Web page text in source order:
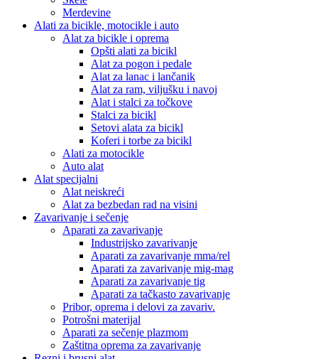
Merdevine
Alati za bicikle, motocikle i auto
Alat za bicikle i oprema
Opšti alati za bicikl
Alat za pogon i pedale
Alat za lanac i lančanik
Alat za ram, viljušku i navoj
Alat i stalci za točkove
Stalci za bicikl
Setovi alata za bicikl
Koferi i torbe za bicikl
Alati za motocikle
Auto alat
Alat specijalni
Alat neiskreći
Alat za bezbedan rad na visini
Zavarivanje i sečenje
Aparati za zavarivanje
Industrijsko zavarivanje
Aparati za zavarivanje mma/rel
Aparati za zavarivanje mig-mag
Aparati za zavarivanje tig
Aparati za tačkasto zavarivanje
Pribor, oprema i delovi za zavariv.
Potrošni materijal
Aparati za sečenje plazmom
Zaštitna oprema za zavarivanje